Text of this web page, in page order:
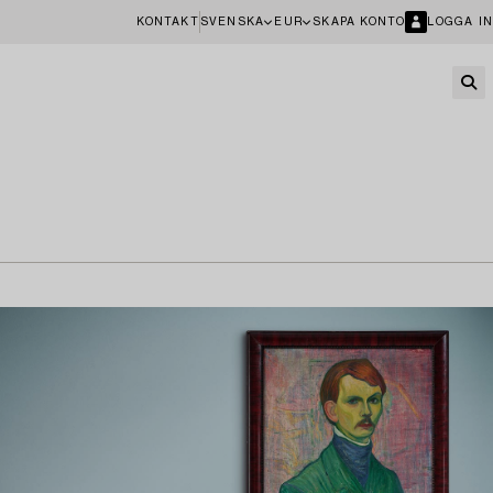
KONTAKT SVENSKA EUR SKAPA KONTO LOGGA IN